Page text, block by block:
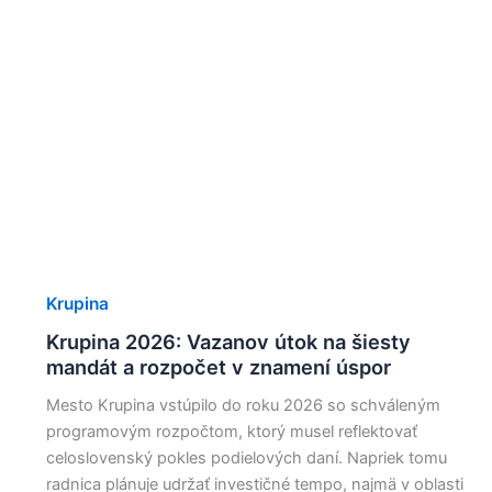
Krupina
Krupina 2026: Vazanov útok na šiesty
mandát a rozpočet v znamení úspor
Mesto Krupina vstúpilo do roku 2026 so schváleným
programovým rozpočtom, ktorý musel reflektovať
celoslovenský pokles podielových daní. Napriek tomu
radnica plánuje udržať investičné tempo, najmä v oblasti